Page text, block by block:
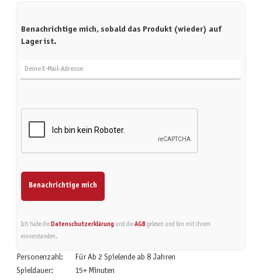
Benachrichtige mich, sobald das Produkt (wieder) auf
Lager ist.
Benachrichtige mich
Ich habe die Datenschutzerklärungund die AGBgelesen und bin mit ihnen
einverstanden.
Personenzahl:
Für Ab 2 Spielende ab 8 Jahren
Spieldauer:
15+ Minuten